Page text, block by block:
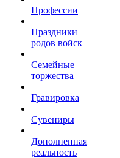
Профессии
Праздники
родов войск
Семейные
торжества
Гравировка
Сувениры
Дополненная
реальность